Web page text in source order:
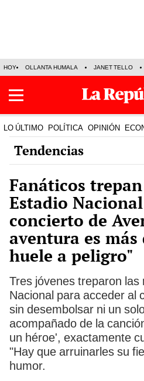
HOY OLLANTA HUMALA JANET TELLO
LO ÚLTIMO POLÍTICA OPINIÓN
Tendencias
Fanáticos
Estadio
concierto de
aventura es
huele a peligro"
Tres jóvenes treparon las
Nacional para acceder al
sin desembolsar ni un
acompañado de la
un héroe', exactamente
"Hay que arruinarles su
humor.